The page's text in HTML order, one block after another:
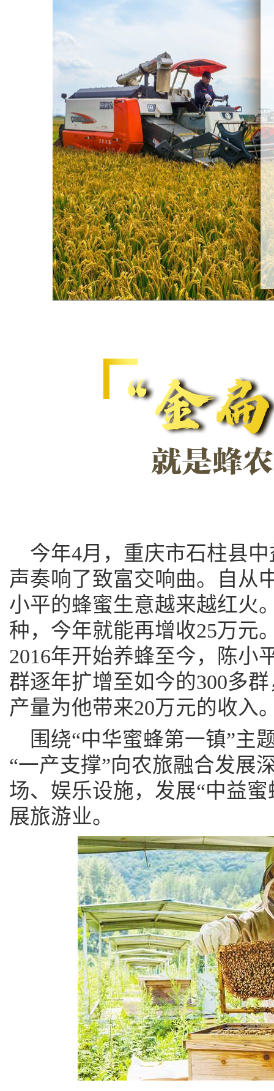
今年4月，重庆市石柱县
声奏响了致富交响曲。自从
小平的蜂蜜生意越来越红火
种，今年就能再增收25万元
2016年开始养蜂至今，陈小
群逐年扩增至如今的300多
产量为他带来20万元的收入
围绕“中华蜜蜂第一镇”主
“一产支撑”向农旅融合发展
场、娱乐设施，发展“中益
展旅游业。